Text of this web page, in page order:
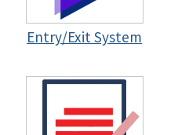
Entry/Exit System